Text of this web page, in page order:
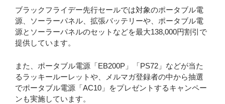
ブラックフライデー先行セールでは対象のポータブル電
源、ソーラーパネル、拡張バッテリーや、ポータブル電
源とソーラーパネルのセットなどを最大138,000円割引で
提供しています。
また、ポータブル電源「EB200P」「PS72」などが当た
るラッキールーレットや、メルマガ登録者の中から抽選
でポータブル電源「AC10」をプレゼントするキャンペー
ンも実施しています。